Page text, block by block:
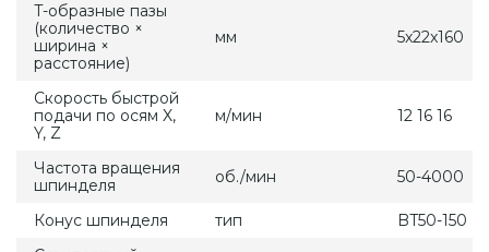
T-образные пазы
(количество ×
ширина ×
расстояние)
мм 5x22x160
Скорость быстрой
подачи по осям X,
Y, Z
м/мин 12 16 16
Частота вращения
шпинделя
об./мин 50-4000
Конус шпинделя тип
BT50-150